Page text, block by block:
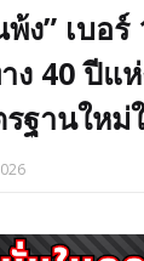
ง” เบอร์
ง 40 ปีแ
ฐานใหม่